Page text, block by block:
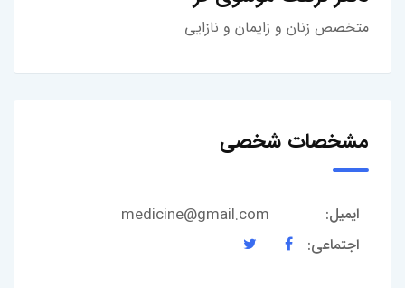
متخصص زنان و زایمان و نازایی
مشخصات شخصی
ایمیل: medicine@gmail.com
اجتماعی: